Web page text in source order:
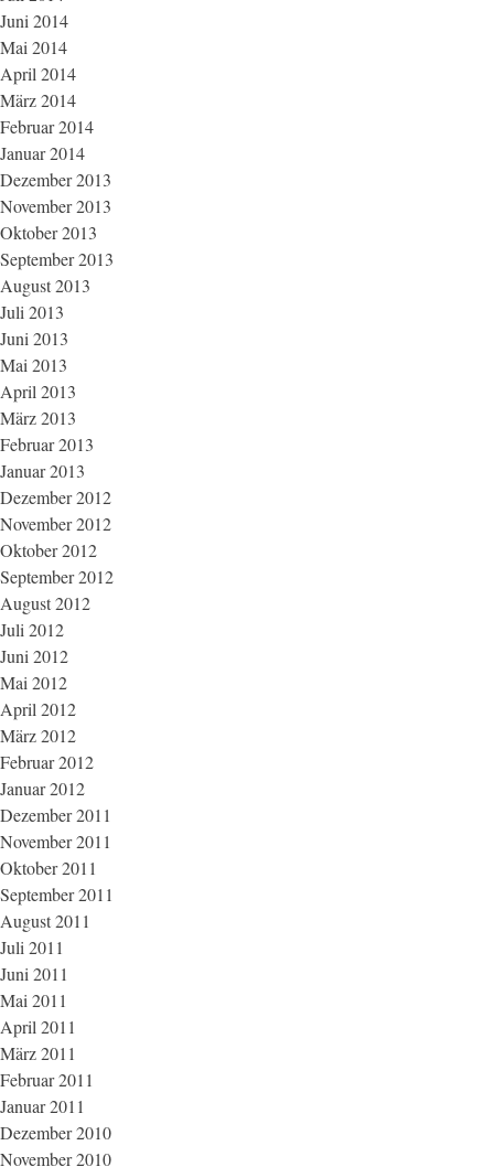
Juni 2014
Mai 2014
April 2014
März 2014
Februar 2014
Januar 2014
Dezember 2013
November 2013
Oktober 2013
September 2013
August 2013
Juli 2013
Juni 2013
Mai 2013
April 2013
März 2013
Februar 2013
Januar 2013
Dezember 2012
November 2012
Oktober 2012
September 2012
August 2012
Juli 2012
Juni 2012
Mai 2012
April 2012
März 2012
Februar 2012
Januar 2012
Dezember 2011
November 2011
Oktober 2011
September 2011
August 2011
Juli 2011
Juni 2011
Mai 2011
April 2011
März 2011
Februar 2011
Januar 2011
Dezember 2010
November 2010